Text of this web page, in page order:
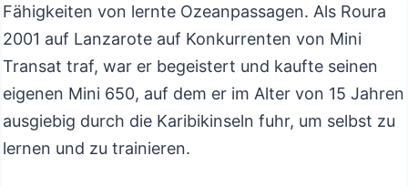
Fähigkeiten von lernte Ozeanpassagen. Als Roura
2001 auf Lanzarote auf Konkurrenten von Mini
Transat traf, war er begeistert und kaufte seinen
eigenen Mini 650, auf dem er im Alter von 15 Jahren
ausgiebig durch die Karibikinseln fuhr, um selbst zu
lernen und zu trainieren.